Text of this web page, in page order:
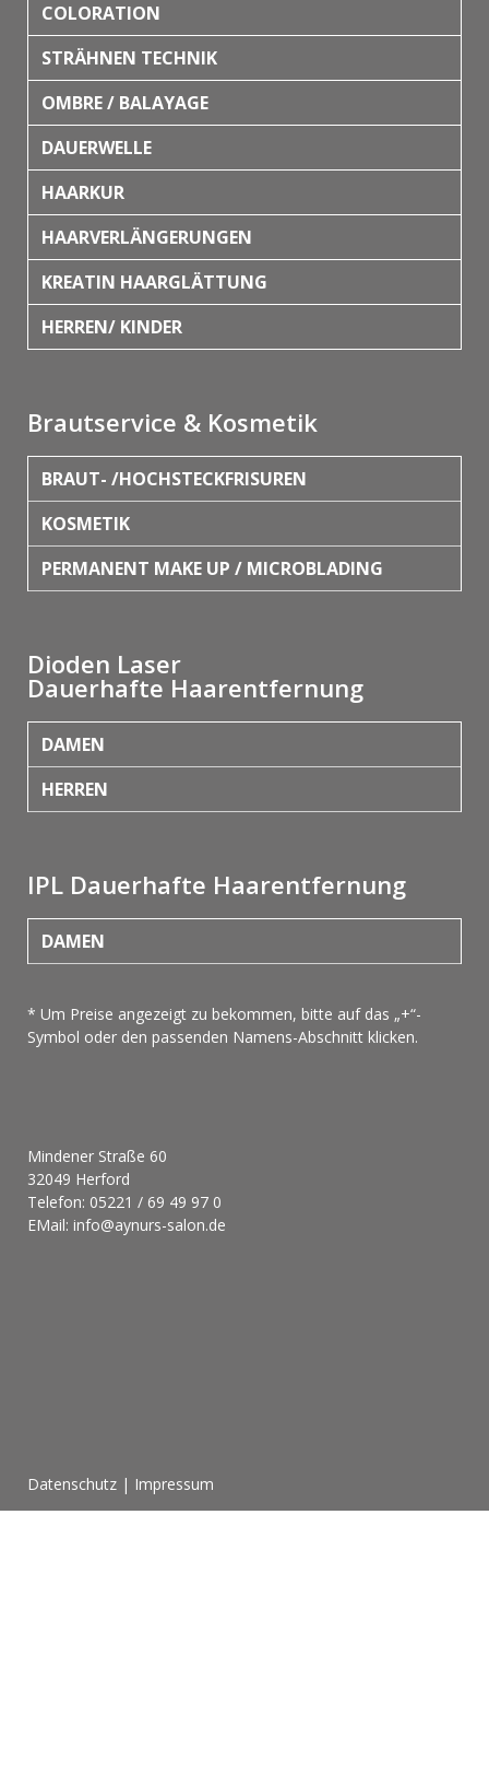
COLORATION
STRÄHNEN TECHNIK
OMBRE / BALAYAGE
DAUERWELLE
HAARKUR
HAARVERLÄNGERUNGEN
KREATIN HAARGLÄTTUNG
HERREN/ KINDER
Brautservice & Kosmetik
BRAUT- /HOCHSTECKFRISUREN
KOSMETIK
PERMANENT MAKE UP / MICROBLADING
Dioden Laser
Dauerhafte Haarentfernung
DAMEN
HERREN
IPL Dauerhafte Haarentfernung
DAMEN
* Um Preise angezeigt zu bekommen, bitte auf das „+“-
Symbol oder den passenden Namens-Abschnitt klicken.
Mindener Straße 60
32049 Herford
Telefon: 05221 / 69 49 97 0
EMail: info@aynurs-salon.de
Datenschutz | Impressum